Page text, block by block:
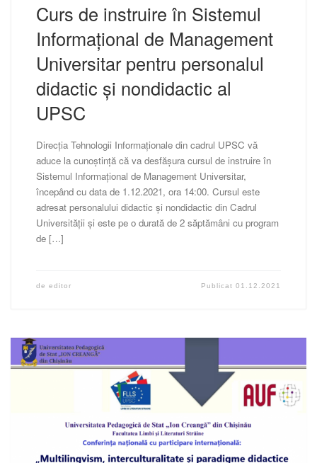
Curs de instruire în Sistemul
Informațional de Management
Universitar pentru personalul
didactic și nondidactic al
UPSC
Direcția Tehnologii Informaționale din cadrul UPSC vă
aduce la cunoștință că va desfășura cursul de instruire în
Sistemul Informațional de Management Universitar,
începând cu data de 1.12.2021, ora 14:00. Cursul este
adresat personalului didactic și nondidactic din Cadrul
Universității și este pe o durată de 2 săptămâni cu program
de […]
de editor Publicat01.12.2021